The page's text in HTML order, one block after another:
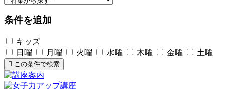
条件を追加
キッズ
日曜
月曜 火曜 水曜 木曜 金曜 土曜
この条件で検索